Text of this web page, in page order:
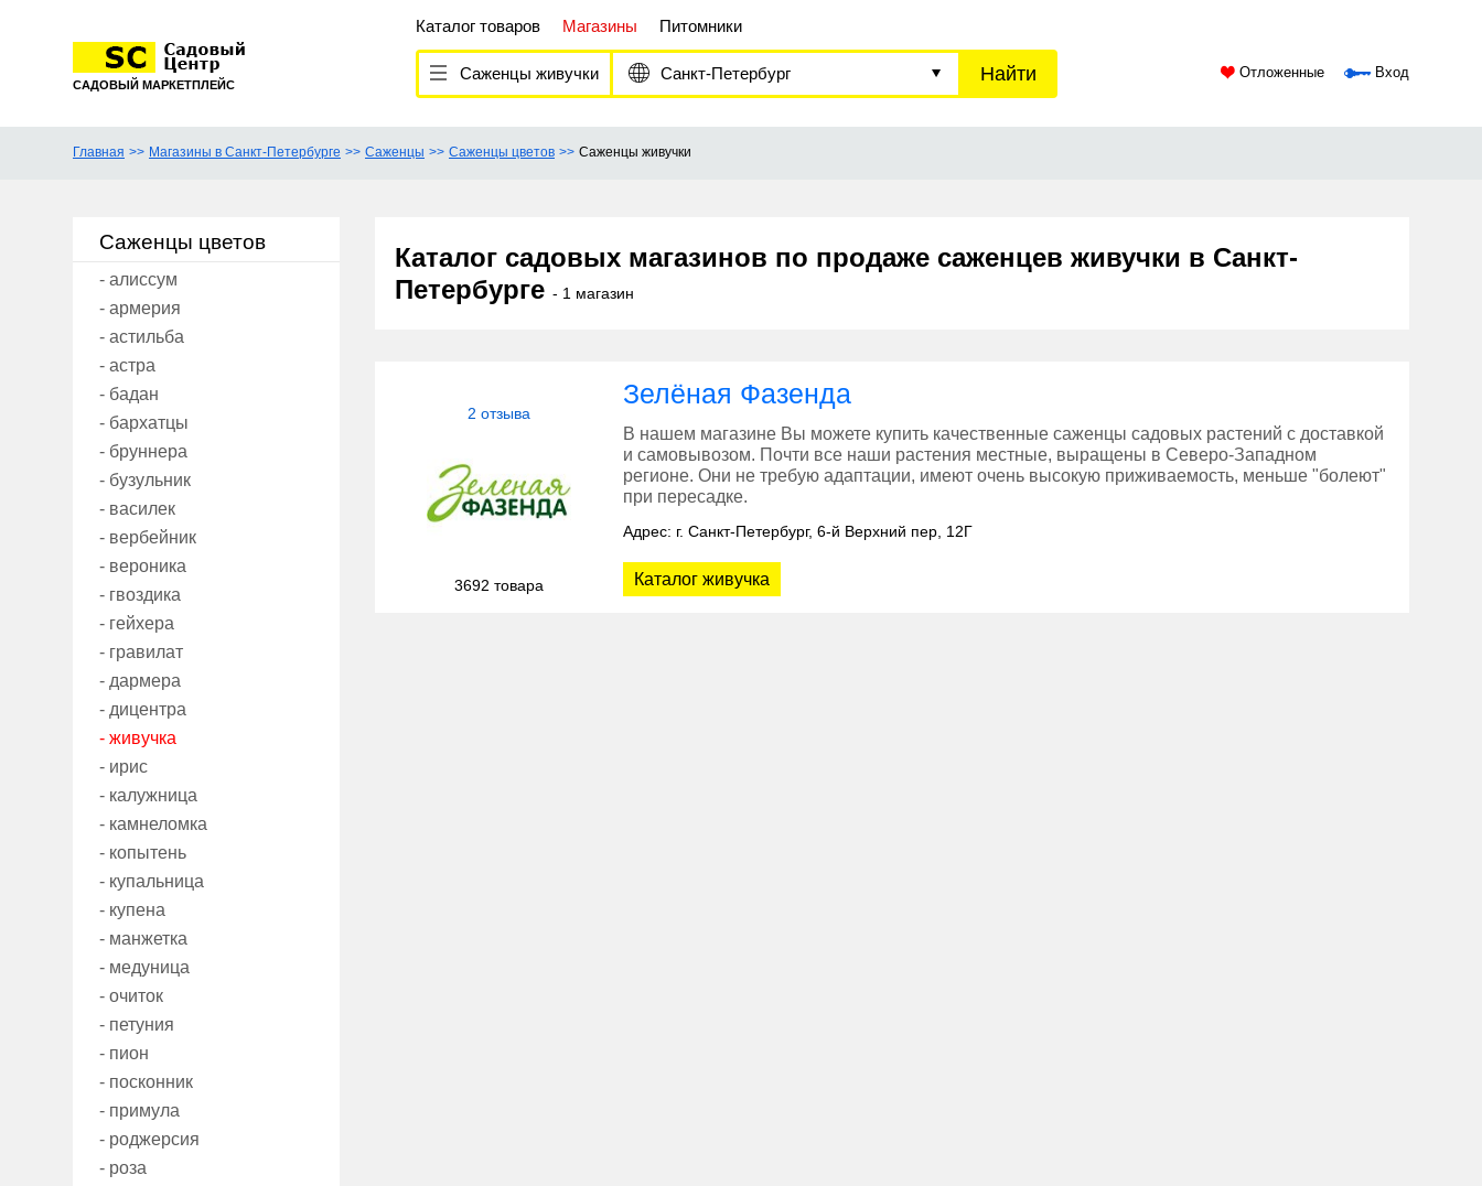
САДОВЫЙ МАРКЕТПЛЕЙС
Каталог товаров Магазины Питомники
Саженцы живучки Санкт-Петербург Найти Отложенные Вход
Главная Магазины в Санкт-Петербурге Саженцы Саженцы цветов Саженцы живучки
Саженцы цветов
- алиссум
- армерия
- астильба
- астра
- бадан
- бархатцы
- бруннера
- бузульник
- василек
- вербейник
- вероника
- гвоздика
- гейхера
- гравилат
- дармера
- дицентра
- живучка
- ирис
- калужница
- камнеломка
- копытень
- купальница
- купена
- манжетка
- медуница
- очиток
- петуния
- пион
- посконник
- примула
- роджерсия
- роза
Каталог садовых магазинов по продаже саженцев живучки в Санкт-
Петербурге - 1 магазин
2 отзыва
3692 товара
Зелёная Фазенда
В нашем магазине Вы можете купить качественные саженцы садовых растений с доставкой
и самовывозом. Почти все наши растения местные, выращены в Северо-Западном
регионе. Они не требую адаптации, имеют очень высокую приживаемость, меньше "болеют"
при пересадке.
Адрес: г. Санкт-Петербург, 6-й Верхний пер, 12Г
Каталог живучка